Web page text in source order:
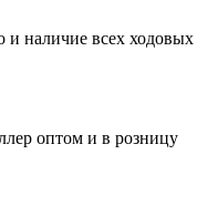
и наличие всех ходовых
оптом и в розницу